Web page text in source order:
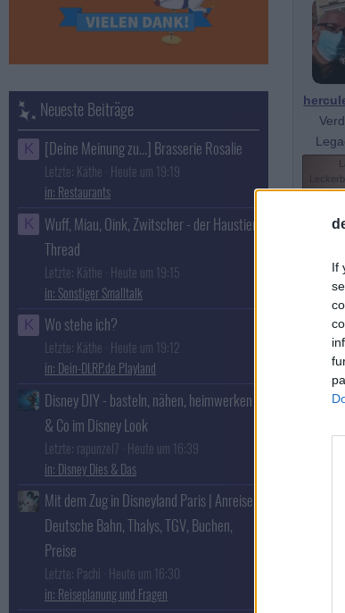
If
Neueste Beiträge
K [Deine Meinung zu...] Brasserie Rosalie
Letzte: Käthe Heute um 19:19
Restaurants
K
Wuff, Miau, Oink, Zwitscher - der Haustier
Thread
Letzte: Käthe Heute um 19:15
Sonstiger Smalltalk
K Wo stehe ich?
Letzte: Käthe Heute um 19:12
Dein-DLRP.de Playland
Disney DIY - basteln, nähen, heimwerken
& Co im Disney Look
Letzte: rapunzel7 Heute um 16:39
Disney Dies & Das
Mit dem Zug in Disneyland Paris | Anreise,
Deutsche Bahn, Thalys, TGV, Buchen,
Preise
Letzte: Pachi Heute um 16:30
Reiseplanung und Fragen